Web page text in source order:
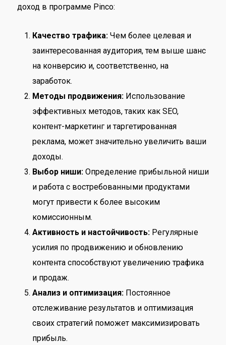
доход в программе Pinco:
Качество трафика:Чем более целевая и
заинтересованная аудитория, тем выше шанс
на конверсию и, соответственно, на
заработок.
Методы продвижения:Использование
эффективных методов, таких как SEO,
контент-маркетинг и таргетированная
реклама, может значительно увеличить ваши
доходы.
Выбор ниши:Определение прибыльной ниши
и работа с востребованными продуктами
могут привести к более высоким
комиссионным.
Активность и настойчивость:Регулярные
усилия по продвижению и обновлению
контента способствуют увеличению трафика
и продаж.
Анализ и оптимизация:Постоянное
отслеживание результатов и оптимизация
своих стратегий поможет максимизировать
прибыль.